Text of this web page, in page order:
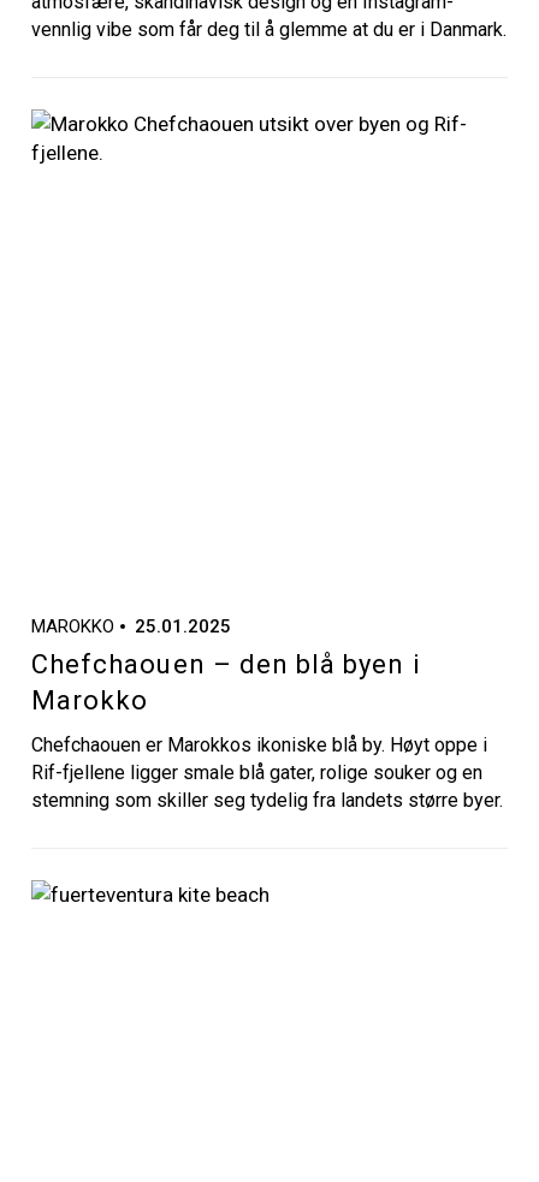
vennlig vibe som får deg til å glemme at du er i Danmark.
MAROKKO 25.01.2025
Chefchaouen – den blå byen i
Marokko
Chefchaouen er Marokkos ikoniske blå by. Høyt oppe i
Rif-fjellene ligger smale blå gater, rolige souker og en
stemning som skiller seg tydelig fra landets større byer.